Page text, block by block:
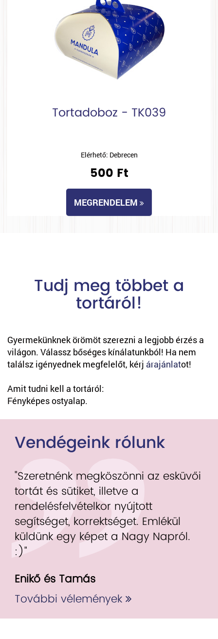
Tortadoboz - TK039
Elérhető: Debrecen
500 Ft
MEGRENDELEM
Tudj meg többet a
tortáról!
Gyermekünknek örömöt szerezni a legjobb érzés a
világon. Válassz bőséges kínálatunkból! Ha nem
találsz igényednek megfelelőt, kérj árajánlatot!
Amit tudni kell a tortáról:
Fényképes ostyalap.
Vendégeink rólunk
"Szeretnénk megköszönni az esküvői
tortát és sütiket, illetve a
rendelésfelvételkor nyújtott
segítséget, korrektséget. Emlékül
küldünk egy képet a Nagy Napról.
:)"
Enikő és Tamás
További vélemények